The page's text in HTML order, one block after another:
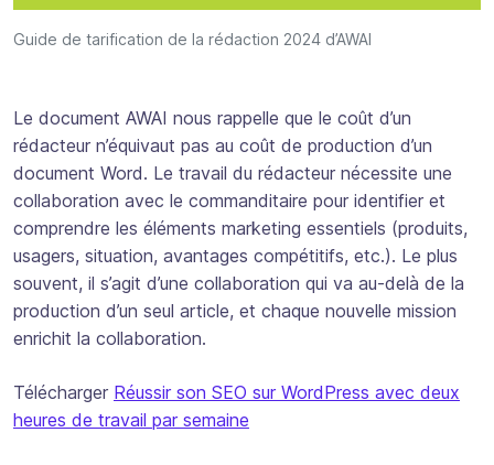
Guide de tarification de la rédaction 2024 d’AWAI
Le document AWAI nous rappelle que le coût d’un
rédacteur n’équivaut pas au coût de production d’un
document Word. Le travail du rédacteur nécessite une
collaboration avec le commanditaire pour identifier et
comprendre les éléments marketing essentiels (produits,
usagers, situation, avantages compétitifs, etc.). Le plus
souvent, il s’agit d’une collaboration qui va au-delà de la
production d’un seul article, et chaque nouvelle mission
enrichit la collaboration.
Télécharger Réussir son SEO sur WordPress avec deux
heures de travail par semaine